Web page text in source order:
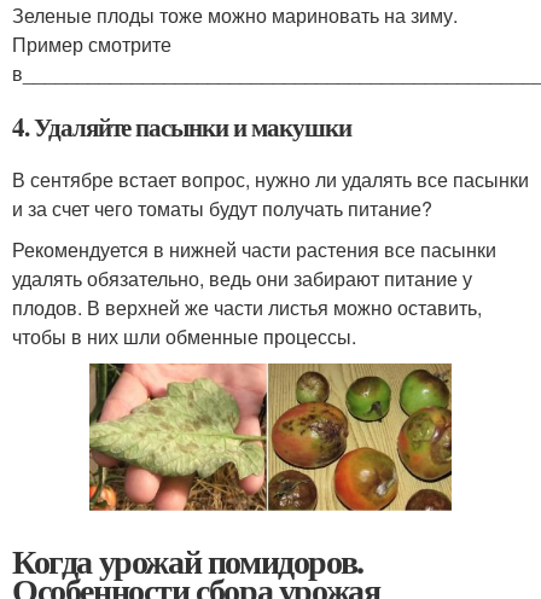
Зеленые плоды тоже можно мариновать на зиму.
Пример смотрите
4. Удаляйте пасынки и макушки
В сентябре встает вопрос, нужно ли удалять все пасынки
и за счет чего томаты будут получать питание?
Рекомендуется в нижней части растения все пасынки
удалять обязательно, ведь они забирают питание у
плодов. В верхней же части листья можно оставить,
чтобы в них шли обменные процессы.
Когда урожай помидоров.